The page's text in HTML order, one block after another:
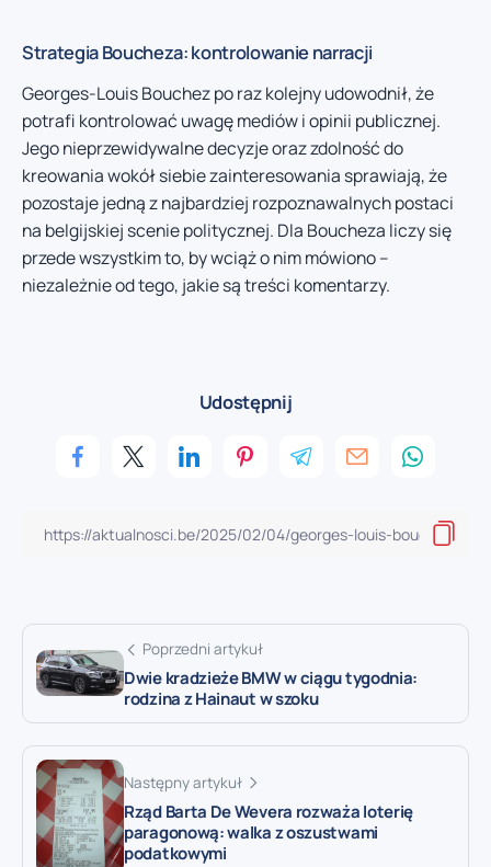
Strategia Boucheza: kontrolowanie narracji
Georges-Louis Bouchez po raz kolejny udowodnił, że
potrafi kontrolować uwagę mediów i opinii publicznej.
Jego nieprzewidywalne decyzje oraz zdolność do
kreowania wokół siebie zainteresowania sprawiają, że
pozostaje jedną z najbardziej rozpoznawalnych postaci
na belgijskiej scenie politycznej. Dla Boucheza liczy się
przede wszystkim to, by wciąż o nim mówiono –
niezależnie od tego, jakie są treści komentarzy.
Udostępnij
Poprzedni artykuł
Dwie kradzieże BMW w ciągu tygodnia:
rodzina z Hainaut w szoku
Następny artykuł
Rząd Barta De Wevera rozważa loterię
paragonową: walka z oszustwami
podatkowymi